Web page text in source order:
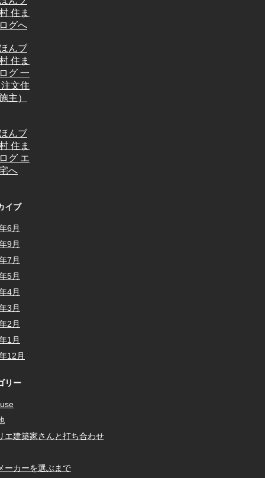
イブ
6月
9月
7月
5月
4月
3月
2月
1月
12月
リー
エ建築家さんと打ち合わせ
ーカーを選ぶまで